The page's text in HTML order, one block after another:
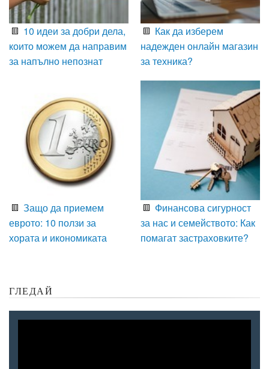
10 идеи за добри дела,
които можем да направим
за напълно непознат
Как да изберем
надежден онлайн магазин
за техника?
Защо да приемем
еврото: 10 ползи за
хората и икономиката
Финансова сигурност
за нас и семейството: Как
помагат застраховките?
ГЛЕДАЙ